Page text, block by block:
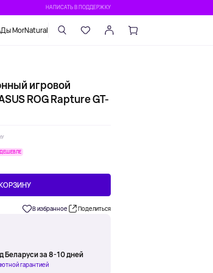
НАПИСАТЬ В ПОДДЕРЖКУ
MorNatural
игровой
ROG Rapture GT-
В избранное Поделиться
Беларуси за 8-10 дней
гарантией